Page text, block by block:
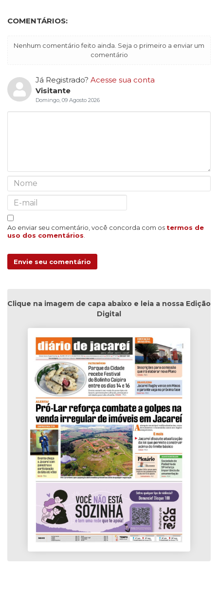
COMENTÁRIOS:
Nenhum comentário feito ainda. Seja o primeiro a enviar um
comentário
Já Registrado? Acesse sua conta
Visitante
Domingo, 09 Agosto 2026
Ao enviar seu comentário, você concorda com os termos de
uso dos comentários
Envie seu comentário
Clique na imagem de capa abaixo e leia a nossa Edição
Digital